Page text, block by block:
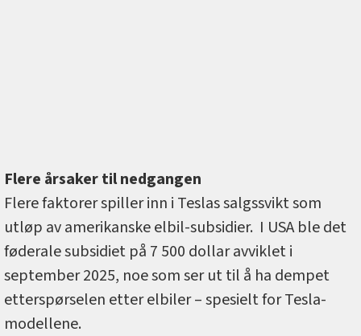
Flere årsaker til nedgangen
Flere faktorer spiller inn i Teslas salgssvikt som
utløp av amerikanske elbil-subsidier. I USA ble det
føderale subsidiet på 7 500 dollar avviklet i
september 2025, noe som ser ut til å ha dempet
etterspørselen etter elbiler – spesielt for Tesla-
modellene.